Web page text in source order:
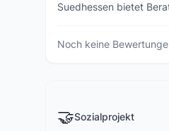
Suedhessen bietet
Noch keine
🤝Sozialprojekt